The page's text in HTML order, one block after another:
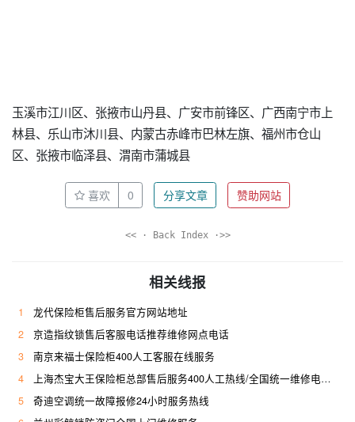
玉溪市江川区、张掖市山丹县、广安市前锋区、广西南宁市上
林县、乐山市沐川县、内蒙古赤峰市巴林左旗、福州市仓山
区、张掖市临泽县、渭南市蒲城县
喜欢 0 分享文章 赞助网站
<< · Back Index ·>>
相关线报
1
龙代保险柜售后服务官方网站地址
2
京造指纹锁售后客服电话推荐维修网点电话
3
南京来福士保险柜400人工客服在线服务
4
上海杰宝大王保险柜总部售后服务400人工热线/全国统一维修电话是多少
5
奇迪空调统一故障报修24小时服务热线